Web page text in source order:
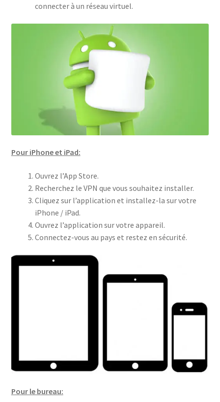
connecter à un réseau virtuel.
Pour iPhone et iPad:
Ouvrez l’App Store.
Recherchez le VPN que vous souhaitez installer.
Cliquez sur l’application et installez-la sur votre
iPhone / iPad.
Ouvrez l’application sur votre appareil.
Connectez-vous au pays et restez en sécurité.
Pour le bureau: